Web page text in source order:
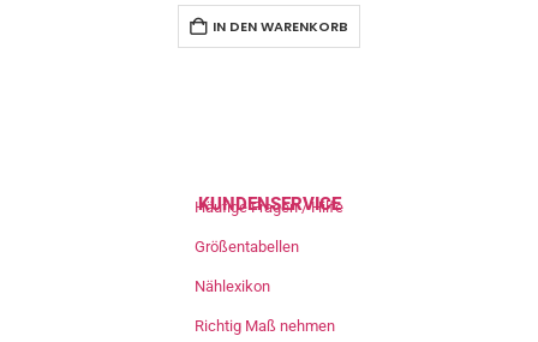
IN DEN WARENKORB
KUNDENSERVICE
Häufige Fragen / Hilfe
Größentabellen
Nählexikon
Richtig Maß nehmen